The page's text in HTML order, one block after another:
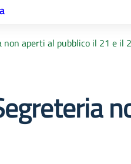
non aperti al pubblico il 21 e il